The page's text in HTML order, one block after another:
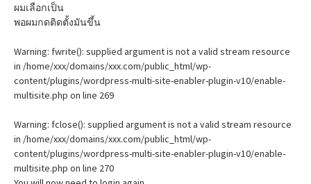
ผมเลือกเป็น
พอผมกดติดตั้งมันขึ้น
Warning: fwrite(): supplied argument is not a valid stream resource
in /home/xxx/domains/xxx.com/public_html/wp-
content/plugins/wordpress-multi-site-enabler-plugin-v10/enable-
multisite.php on line 269
Warning: fclose(): supplied argument is not a valid stream resource
in /home/xxx/domains/xxx.com/public_html/wp-
content/plugins/wordpress-multi-site-enabler-plugin-v10/enable-
multisite.php on line 270